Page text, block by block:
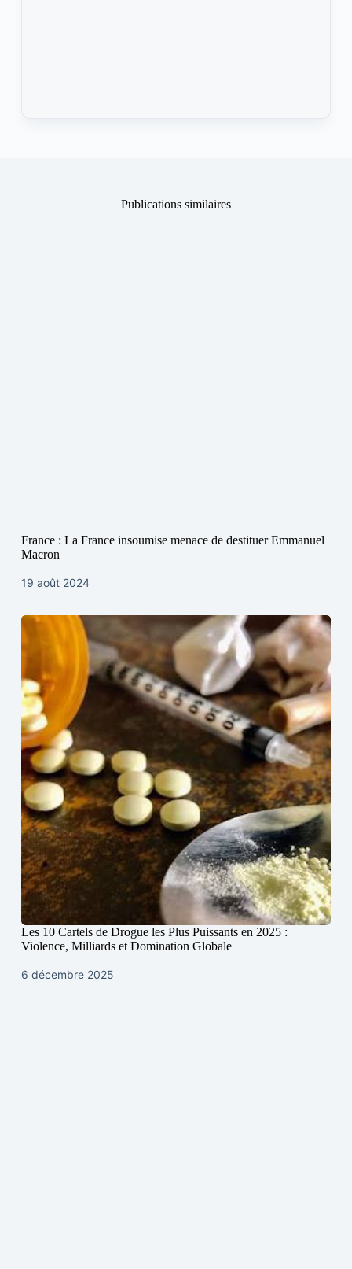
Publications similaires
France : La France insoumise menace de destituer Emmanuel
Macron
19 août 2024
Les 10 Cartels de Drogue les Plus Puissants en 2025 :
Violence, Milliards et Domination Globale
6 décembre 2025